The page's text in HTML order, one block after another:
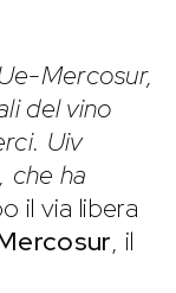
Mercosur,
del vino
Uiv
che ha
il via libera
, il